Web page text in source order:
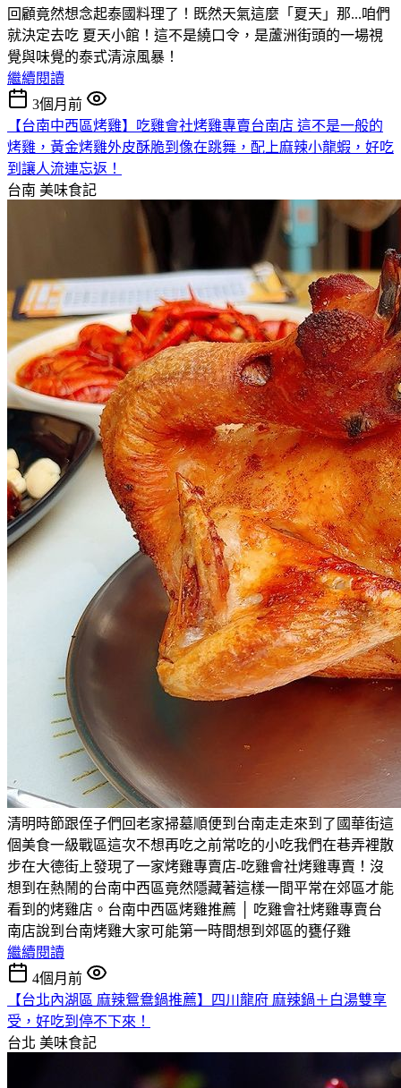
回顧竟然想念起泰國料理了！既然天氣這麼「夏天」那...咱們
就決定去吃 夏天小館！這不是繞口令，是蘆洲街頭的一場視
覺與味覺的泰式清涼風暴！
繼續閱讀
3個月前
【台南中西區烤雞】吃雞會社烤雞專賣台南店 這不是一般的
烤雞，黃金烤雞外皮酥脆到像在跳舞，配上麻辣小龍蝦，好吃
到讓人流連忘返！
台南 美味食記
清明時節跟侄子們回老家掃墓順便到台南走走來到了國華街這
個美食一級戰區這次不想再吃之前常吃的小吃我們在巷弄裡散
步在大德街上發現了一家烤雞專賣店-吃雞會社烤雞專賣！沒
想到在熱鬧的台南中西區竟然隱藏著這樣一間平常在郊區才能
看到的烤雞店。台南中西區烤雞推薦 │ 吃雞會社烤雞專賣台
南店說到台南烤雞大家可能第一時間想到郊區的甕仔雞
繼續閱讀
4個月前
【台北內湖區 麻辣鴛鴦鍋推薦】四川龍府 麻辣鍋＋白湯雙享
受，好吃到停不下來！
台北 美味食記